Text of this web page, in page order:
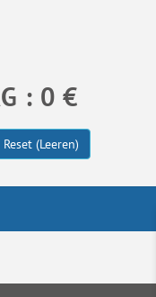
: 0 €
Reset (Leeren)